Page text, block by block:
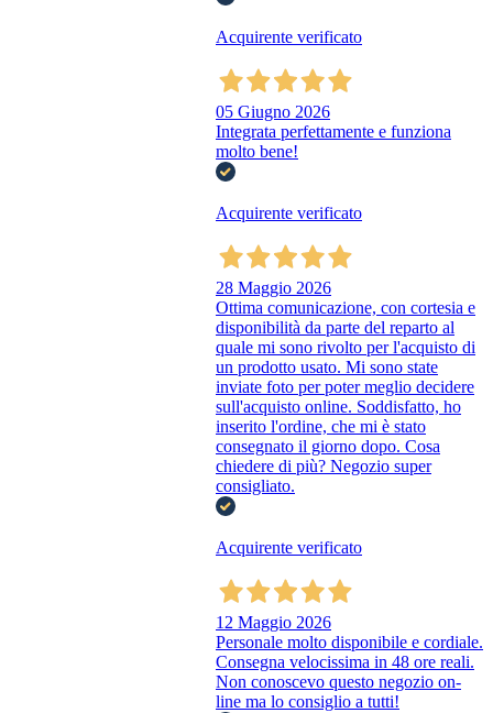
Acquirente verificato
05 Giugno 2026
Integrata perfettamente e funziona
molto bene!
Acquirente verificato
28 Maggio 2026
Ottima comunicazione, con cortesia e
disponibilità da parte del reparto al
quale mi sono rivolto per l'acquisto di
un prodotto usato. Mi sono state
inviate foto per poter meglio decidere
sull'acquisto online. Soddisfatto, ho
inserito l'ordine, che mi è stato
consegnato il giorno dopo. Cosa
chiedere di più? Negozio super
consigliato.
Acquirente verificato
12 Maggio 2026
Personale molto disponibile e cordiale.
Consegna velocissima in 48 ore reali.
Non conoscevo questo negozio on-
line ma lo consiglio a tutti!